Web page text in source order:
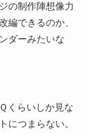
の制作陣想像力
編できるのか、
ダーみたいな
くらいしか見な
につまらない。